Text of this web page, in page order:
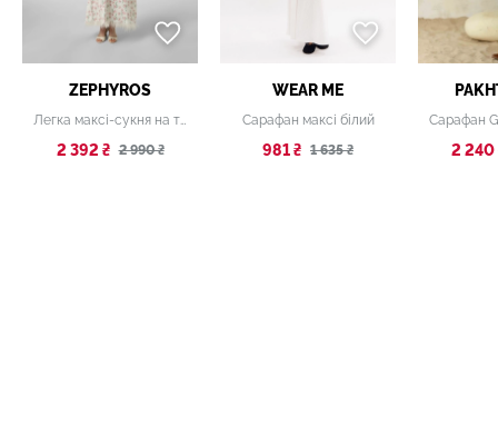
ZEPHYROS
Легка максі-сукня на тонких бретелях
2 392 ₴ 2 990 ₴
WEAR ME
Сарафан максі білий
981 ₴ 1 635 ₴ 2 240